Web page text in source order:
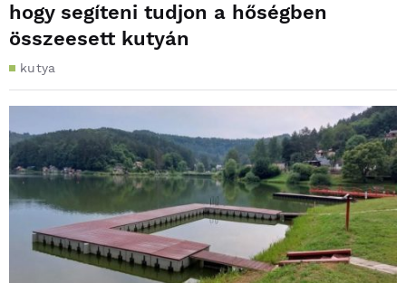
hogy segíteni tudjon a hőségben
összeesett kutyán
kutya